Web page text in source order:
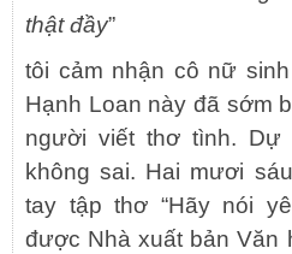
thật đầy”
tôi cảm nhận cô nữ
Hạnh Loan này đã sớm
người viết thơ tình.
không sai. Hai mươi
tay tập thơ “Hãy nói
được Nhà xuất bản Văn